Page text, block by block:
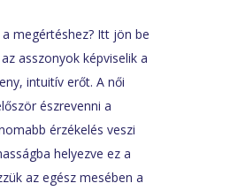
a megértéshez? Itt jön be
asszonyok képviselik a
intuitív erőt. A női
észrevenni a
érzékelés veszi
helyezve ez a
az egész mesében a